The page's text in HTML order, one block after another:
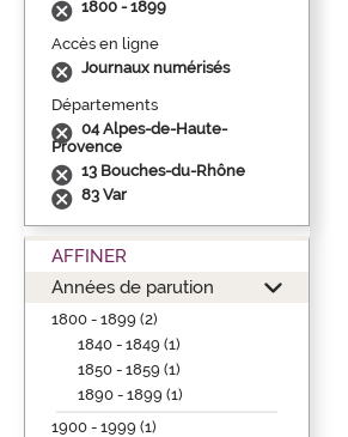
1800 - 1899
Accès en ligne
Journaux numérisés
Départements
04 Alpes-de-Haute-
Provence
13 Bouches-du-Rhône
83 Var
AFFINER
Années de parution
1800 - 1899 (2)
1840 - 1849 (1)
1850 - 1859 (1)
1890 - 1899 (1)
1900 - 1999 (1)